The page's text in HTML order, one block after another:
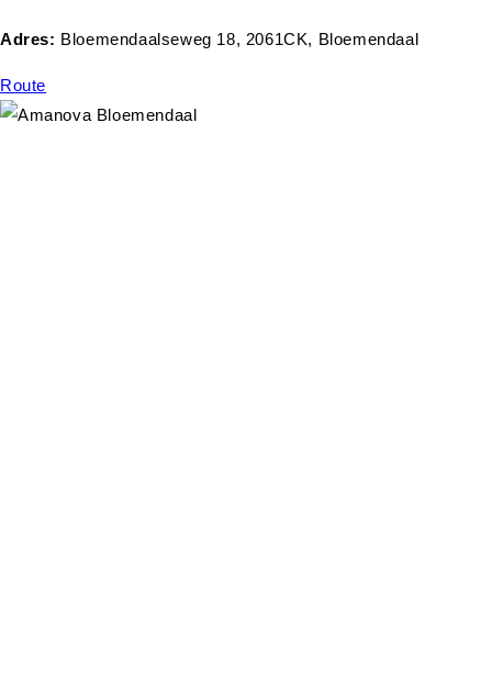
Adres: Bloemendaalseweg 18, 2061CK, Bloemendaal
Route